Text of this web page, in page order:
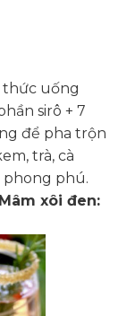
uống
sirô + 7
để pha trộn
trà, cà
phong phú.
xôi đen: